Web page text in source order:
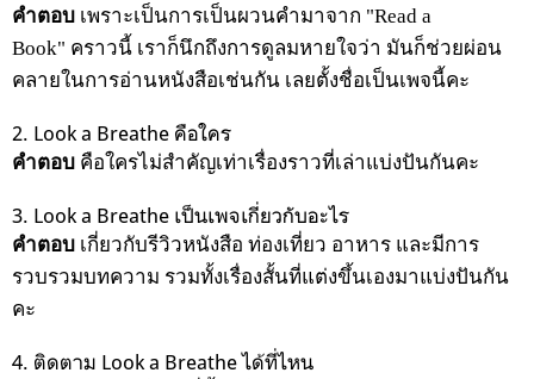
คำตอบ เพราะเป็นการเป็นผวนคำมาจาก "Read a
Book" คราวนี้ เราก็นึกถึงการดูลมหายใจว่า มันก็ช่วยผ่อน
คลายในการอ่านหนังสือเช่นกัน เลยตั้งชื่อเป็นเพจนี้คะ
2. Look a Breathe คือใคร
คำตอบ คือใครไม่สำคัญเท่าเรื่องราวที่เล่าแบ่งปันกันคะ
3. Look a Breathe เป็นเพจเกี่ยวกับอะไร
คำตอบ เกี่ยวกับรีวิวหนังสือ ท่องเที่ยว อาหาร และมีการ
รวบรวมบทความ รวมทั้งเรื่องสั้นที่แต่งขึ้นเองมาแบ่งปันกัน
คะ
4. ติดตาม Look a Breathe ได้ที่ไหน